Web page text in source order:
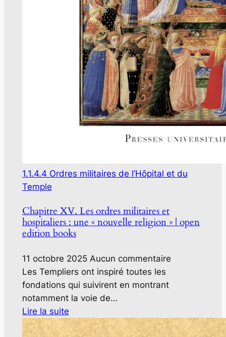
1.1.4.4 Ordres militaires de l’Hôpital et du
Temple
Chapitre XV. Les ordres militaires et
hospitaliers : une « nouvelle religion » | open
edition books
11 octobre 2025 Aucun commentaire
Les Templiers ont inspiré toutes les
fondations qui suivirent en montrant
notamment la voie de…
Lire la suite